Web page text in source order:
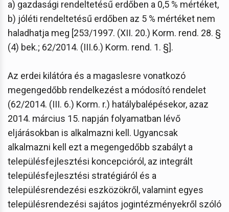
a) gazdasági rendeltetésű erdőben a 0,5 % mértéket,
b) jóléti rendeltetésű erdőben az 5 % mértéket nem
haladhatja meg [253/1997. (XII. 20.) Korm. rend. 28. §
(4) bek.; 62/2014. (III.6.) Korm. rend. 1. §].
Az erdei kilátóra és a magaslesre vonatkozó
megengedőbb rendelkezést a módosító rendelet
(62/2014. (III. 6.) Korm. r.) hatálybalépésekor, azaz
2014. március 15. napján folyamatban lévő
eljárásokban is alkalmazni kell. Ugyancsak
alkalmazni kell ezt a megengedőbb szabályt a
településfejlesztési koncepcióról, az integrált
településfejlesztési stratégiáról és a
településrendezési eszközökről, valamint egyes
településrendezési sajátos jogintézményekről szóló